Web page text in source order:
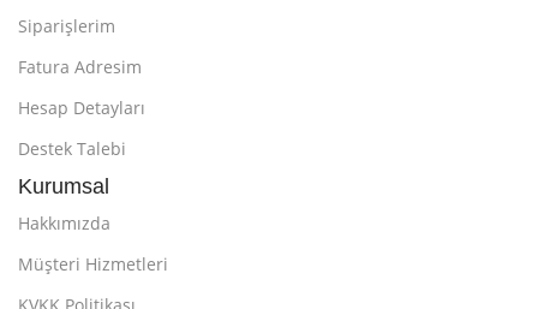
Siparişlerim
Fatura Adresim
Hesap Detayları
Destek Talebi
Kurumsal
Hakkımızda
Müşteri Hizmetleri
KVKK Politikası